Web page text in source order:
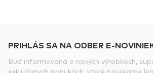
PRIHLÁS SA NA ODBER E-
Buď informovaná o nových výrobkoch,
exkluzívnych ponukách, ktoré posielame